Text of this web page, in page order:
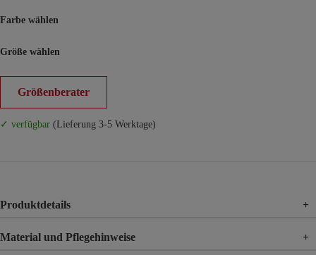
Farbe wählen
Größe wählen
Größenberater
✓ verfügbar (Lieferung 3-5 Werktage)
Produktdetails +
Material und Pflegehinweise +